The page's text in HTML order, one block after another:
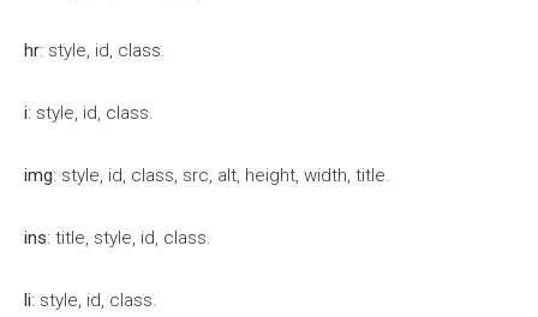
hr: style, id, class.
i: style, id, class.
img: style, id, class, src, alt, height, width, title.
ins: title, style, id, class.
li: style, id, class.